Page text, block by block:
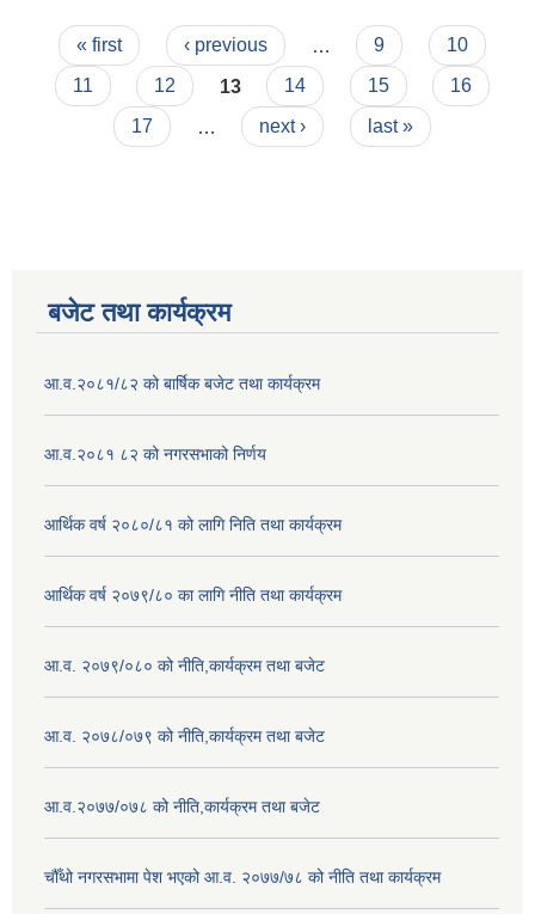
Pages
« first ‹ previous 9
10
11
12 13 14 15
16
17
next › last »
बजेट तथा कार्यक्रम
आ.व.२०८१/८२ को बार्षिक बजेट तथा कार्यक्रम
आ.व.२०८१ ८२ को नगरसभाको निर्णय
आर्थिक वर्ष २०८०/८१ को लागि निति तथा कार्यक्रम
आर्थिक वर्ष २०७९/८० का लागि नीति तथा कार्यक्रम
आ.व. २०७९/०८० को नीति,कार्यक्रम तथा बजेट
आ.व. २०७८/०७९ को नीति,कार्यक्रम तथा बजेट
आ.व.२०७७/०७८ को नीति,कार्यक्रम तथा बजेट
चौँथो नगरसभामा पेश भएको आ.व. २०७७/७८ को नीति तथा कार्यक्रम